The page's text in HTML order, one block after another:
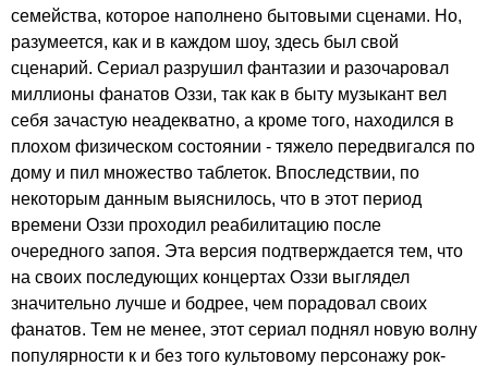
семейства, которое наполнено бытовыми сценами. Но,
разумеется, как и в каждом шоу, здесь был свой
сценарий. Сериал разрушил фантазии и разочаровал
миллионы фанатов Оззи, так как в быту музыкант вел
себя зачастую неадекватно, а кроме того, находился в
плохом физическом состоянии - тяжело передвигался по
дому и пил множество таблеток. Впоследствии, по
некоторым данным выяснилось, что в этот период
времени Оззи проходил реабилитацию после
очередного запоя. Эта версия подтверждается тем, что
на своих последующих концертах Оззи выглядел
значительно лучше и бодрее, чем порадовал своих
фанатов. Тем не менее, этот сериал поднял новую волну
популярности к и без того культовому персонажу рок-